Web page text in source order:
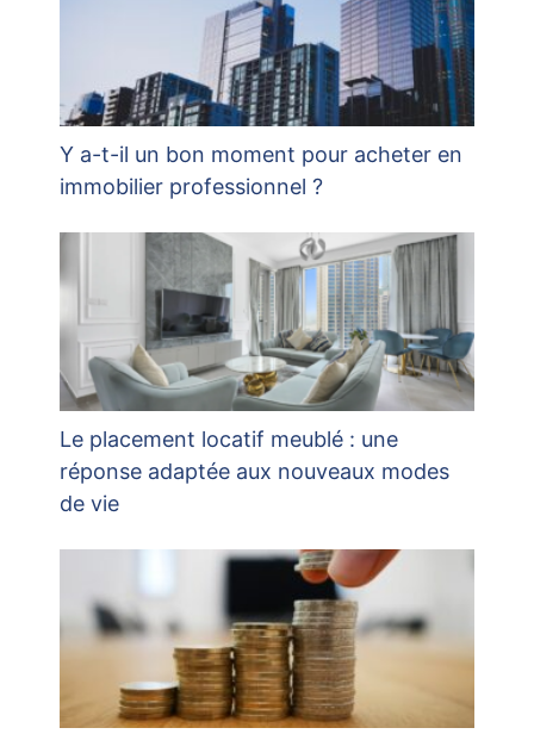
Y a-t-il un bon moment pour acheter en
immobilier professionnel ?
Le placement locatif meublé : une
réponse adaptée aux nouveaux modes
de vie